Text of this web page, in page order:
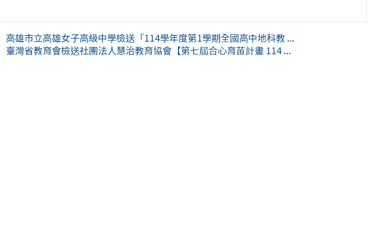
高雄市立高雄女子高級中學檢送「114學年度第1學期全國高中地科教 ...
臺灣省教育會檢送社團法人慧治教育協會【第七屆合心育苗計畫 114 ...